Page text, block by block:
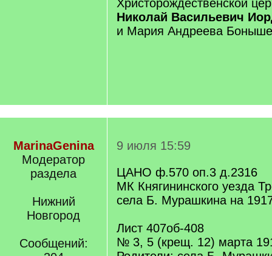
Христорождественской
Николай Васильевич
и Мария Андреева
MarinaGenina
Модератор
раздела
Нижний
Новгород
Сообщений:
9 июля 15:59
ЦАНО ф.570 оп.3 д.2316
МК Княгининского уезда
села Б. Мурашкина на
Лист 407об-408
№ 3, 5 (крещ. 12) марта